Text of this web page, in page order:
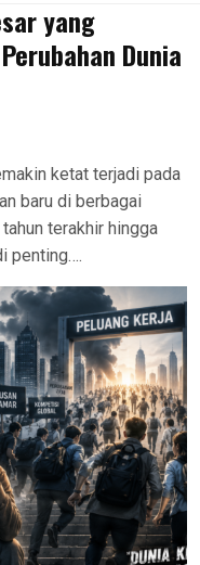
yang
Dunia
ketat terjadi pada
baru di berbagai
terakhir hingga
penting….